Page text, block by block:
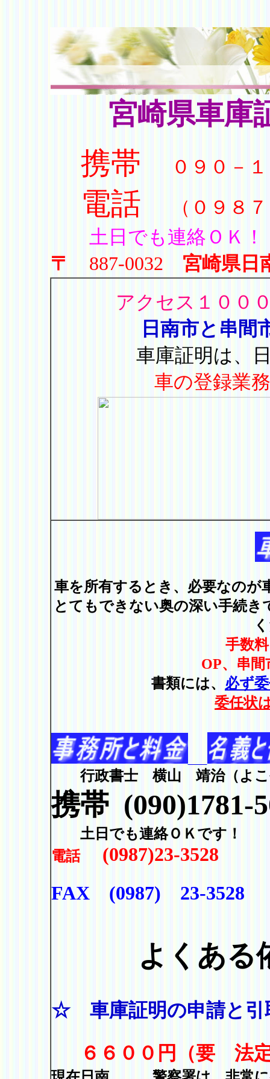
宮崎県車庫
携帯 ０９０－
電話
（０９８
土日でも連絡ＯＫ！
〒 887-0032 宮崎県日
アクセス１００
日南市と串間
車庫証明は、
車の登録業
車を所有するとき、必要なのが
とてもできない奥の深い手続
手数料６６００円
OP、串
書類には、 必ず
委任状
行政書士 横山 靖治（よこ
携帯 (090)1781-
土日でも連絡ＯＫです！
電話
(0987)23-3528
FAX (0987) 23-3528
よくある依
☆ 車庫証明の申請と引
６６００円（要 法